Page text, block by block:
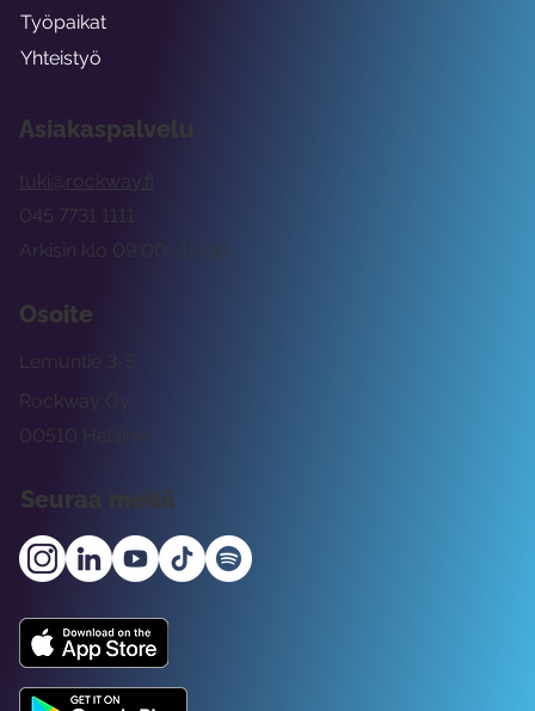
Asiakaspalvelu
tuki@rockway.fi
Arkisin klo 09:00 -15:00
045 7731 1111
Osoite
Rockway Oy
Lemuntie 3-5
00510 Helsinki
Seuraa meitä
Työpaikat
Yhteistyö